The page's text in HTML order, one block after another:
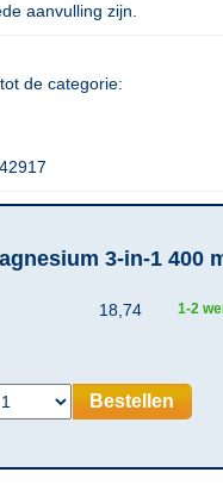
aanvulling zijn.
de categorie:
3-in-1 400
18,74 1-2
Bestellen